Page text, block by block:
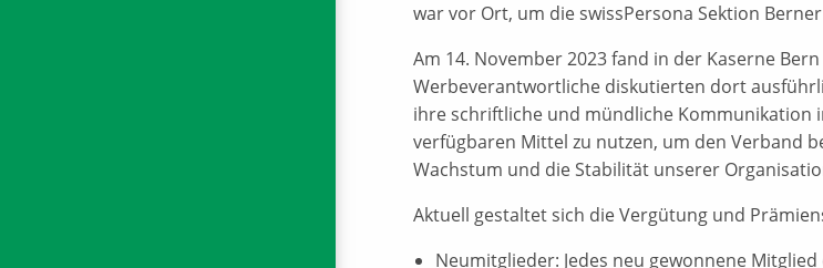
war vor Ort, um die swissPersona Sektion
Am 14. November 2023 fand in der Kaserne
Werbeverantwortliche diskutierten dort
ihre schriftliche und mündliche Kommunikation
verfügbaren Mittel zu nutzen, um den Verband
Wachstum und die Stabilität unserer
Aktuell gestaltet sich die Vergütung und
Neumitglieder: Jedes neu gewonnene